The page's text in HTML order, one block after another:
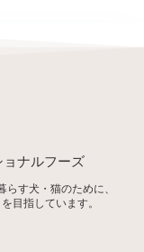
ナルフーズ
す犬・猫のために、
目指しています。